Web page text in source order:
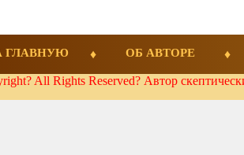
ГЛАВНУЮ ОБ АВТОРЕ
All Rights Reserved? Автор